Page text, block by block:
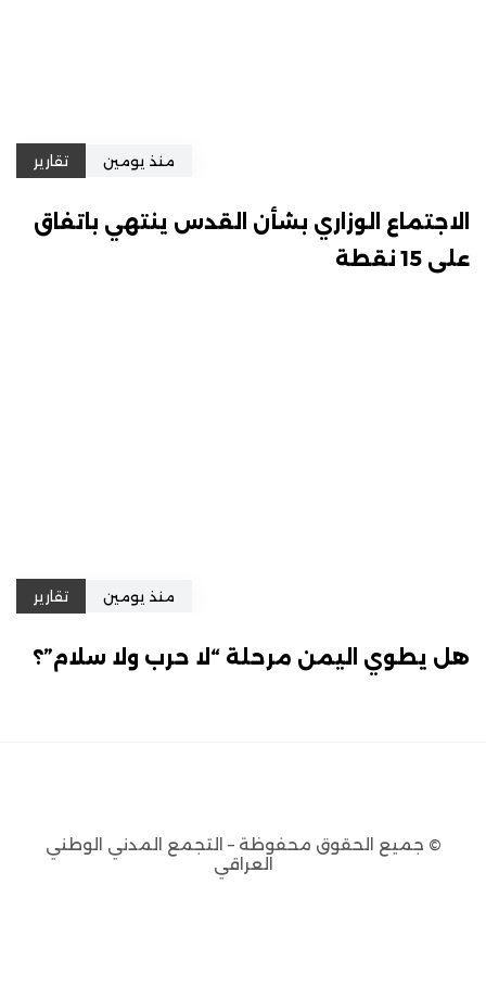
منذ يومين تقارير
الاجتماع الوزاري بشأن القدس ينتهي باتفاق
على 15 نقطة
منذ يومين تقارير
هل يطوي اليمن مرحلة “لا حرب ولا سلام”؟
© جميع الحقوق محفوظة – التجمع المدني الوطني
العراقي